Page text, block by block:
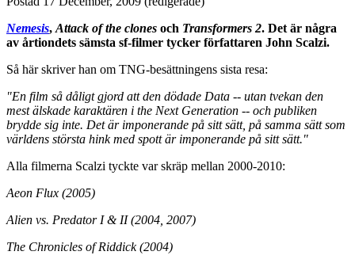
Nemesis, Attack of the clones och Transformers 2. Det är några
av årtiondets sämsta sf-filmer tycker författaren John Scalzi.
Så här skriver han om TNG-besättningens sista resa:
"En film så dåligt gjord att den dödade Data -- utan tvekan den
mest älskade karaktären i the Next Generation -- och publiken
brydde sig inte. Det är imponerande på sitt sätt, på samma sätt som
världens största hink med spott är imponerande på sitt sätt."
Alla filmerna Scalzi tyckte var skräp mellan 2000-2010:
Aeon Flux (2005)
Alien vs. Predator I & II (2004, 2007)
The Chronicles of Riddick (2004)